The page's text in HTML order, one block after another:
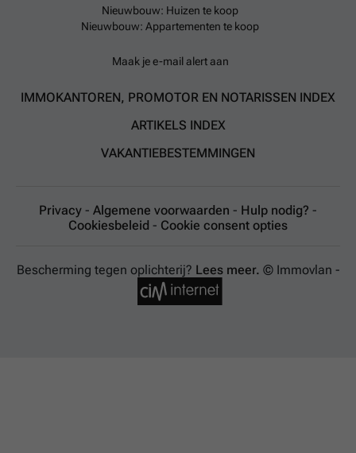
Nieuwbouw: Huizen te koop
Nieuwbouw: Appartementen te koop
Maak je e-mail alert aan
IMMOKANTOREN, PROMOTOR EN NOTARISSEN INDEX
ARTIKELS INDEX
VAKANTIEBESTEMMINGEN
Privacy - Algemene voorwaarden - Hulp nodig? -
Cookiesbeleid - Cookie consent opties
Bescherming tegen oplichterij? Lees meer. © Immovlan -